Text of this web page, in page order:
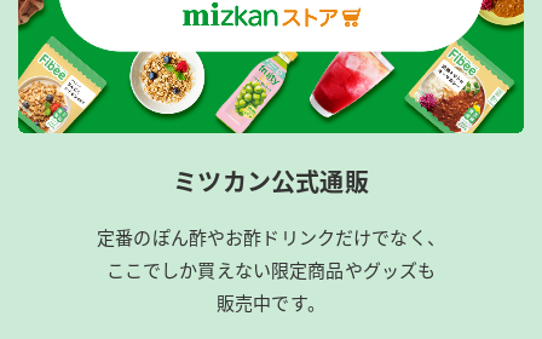
ミツカン公式通販
定番のぽん酢やお酢ドリンクだけでなく、
ここでしか買えない限定商品やグッズも
販売中です。